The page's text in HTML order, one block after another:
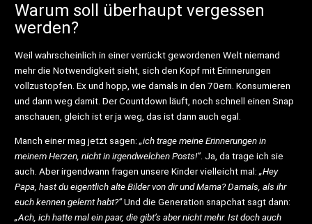
Warum soll überhaupt vergessen
werden?
Weil wahrscheinlich in einer verrückt gewordenen Welt niemand
mehr die Notwendigkeit sieht, sich den Kopf mit Erinnerungen
vollzustopfen. Ex und hopp, wie damals in den 70ern. Konsumieren
und dann weg damit. Der Countdown läuft, noch schnell einen Snap
anschauen, gleich ist er ja weg, das ist dann auch egal.
Manch einer mag jetzt sagen:„ich trage meine Erinnerungen in
meinem Herzen, nicht in irgendwelchen Posts!“. Ja, da trage ich sie
auch. Aber irgendwann fragen unsere Kinder vielleicht mal:„Hey
Papa, hast du eigentlich alte Bilder von dir und Mama? Damals, als ihr
euch kennen gelernt habt?“Und die Generation snapchat sagt dann:
„Ach, ich hatte mal ein paar, die gibt’s aber nicht mehr. Ist doch auch